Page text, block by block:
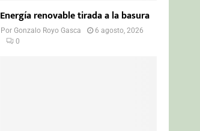
Energía renovable tirada a la basura
PorGonzalo Royo Gasca
6 agosto, 2026
0